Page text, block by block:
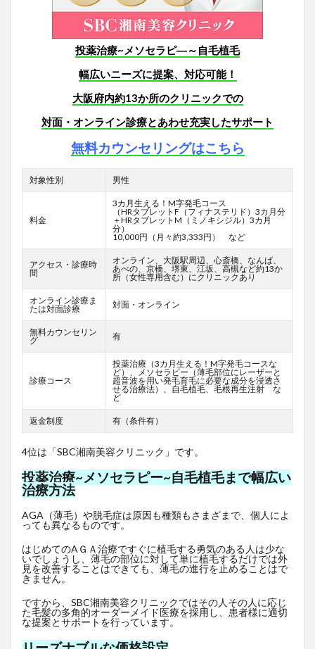
投薬治療~メソセラピ―～自毛植毛
幅広いニーズに提案、対応可能！
大阪府内約13か所のクリニックでの
対面・オンライン診療とあわせ充実したサポート
無料カウンセリングはこちら
対象性別 男性
料金
3カ月生える！M字発毛コース
（HRタブレットF （フィナステリド）3カ月分
＋HRタブレットM（ミノキシジル）3カ月
分）
10,000円（月々約3,333円） など
アクセス・診療時
間
オンライン、大阪駅周辺、心斎橋、なんば、
あべの、京橋、堺東、江坂、高槻など約13か
所（女性専用含む）にクリニックあり
オンライン診療ま
たは対面診療
対面・オンライン
無料カウンセリン
グ
有
診療コース
投薬治療（3カ月生える！M字発毛コースな
ど）、メソセラピー（薄毛部位にレーザーと
超音波を用い発毛育毛に必要な成分を浸透さ
せる治療法）、自毛植毛、毛根再生注射 な
ど
返金制度 有（条件有）
4位は「SBC湘南美容クリニック」です。
投薬治療~メソセラピー~自毛植毛まで幅広い
治療方法
AGA（薄毛）や脱毛症は原因も種類もさまざまで、個人によ
っても異なるものです。
はじめてのAＧＡ治療ですぐに植毛する勇気のある人は少な
いでしょうし、薄毛の部位に対して単に植毛するだけでは外
見を改善することはできても、薄毛の進行を止めることはで
きません。
ですから、SBC湘南美容クリニックではその人その人に応じ
た毛髪の多角的オーダーメイド医療を採用し、患者様に適切
な提案とサポートを行っています。